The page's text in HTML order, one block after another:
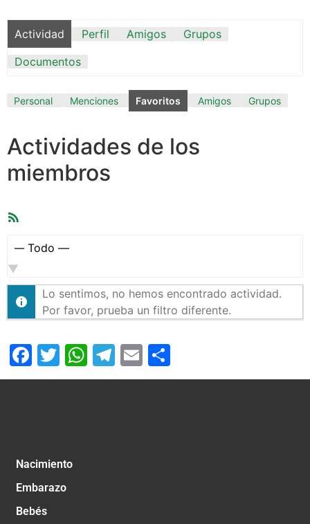
Actividad Perfil Amigos
Grupos
Documentos
Personal Menciones Favoritos Amigos Grupos
Actividades de los
miembros
Mostrar:
Lo sentimos, no hemos encontrado actividad.
Por favor, prueba un filtro diferente.
Facebook
Twitter
WhatsApp
Telegram
Email
Nacimiento
Embarazo
Bebés